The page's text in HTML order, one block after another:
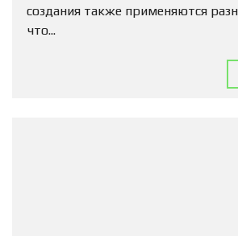
создания также применяются
что...